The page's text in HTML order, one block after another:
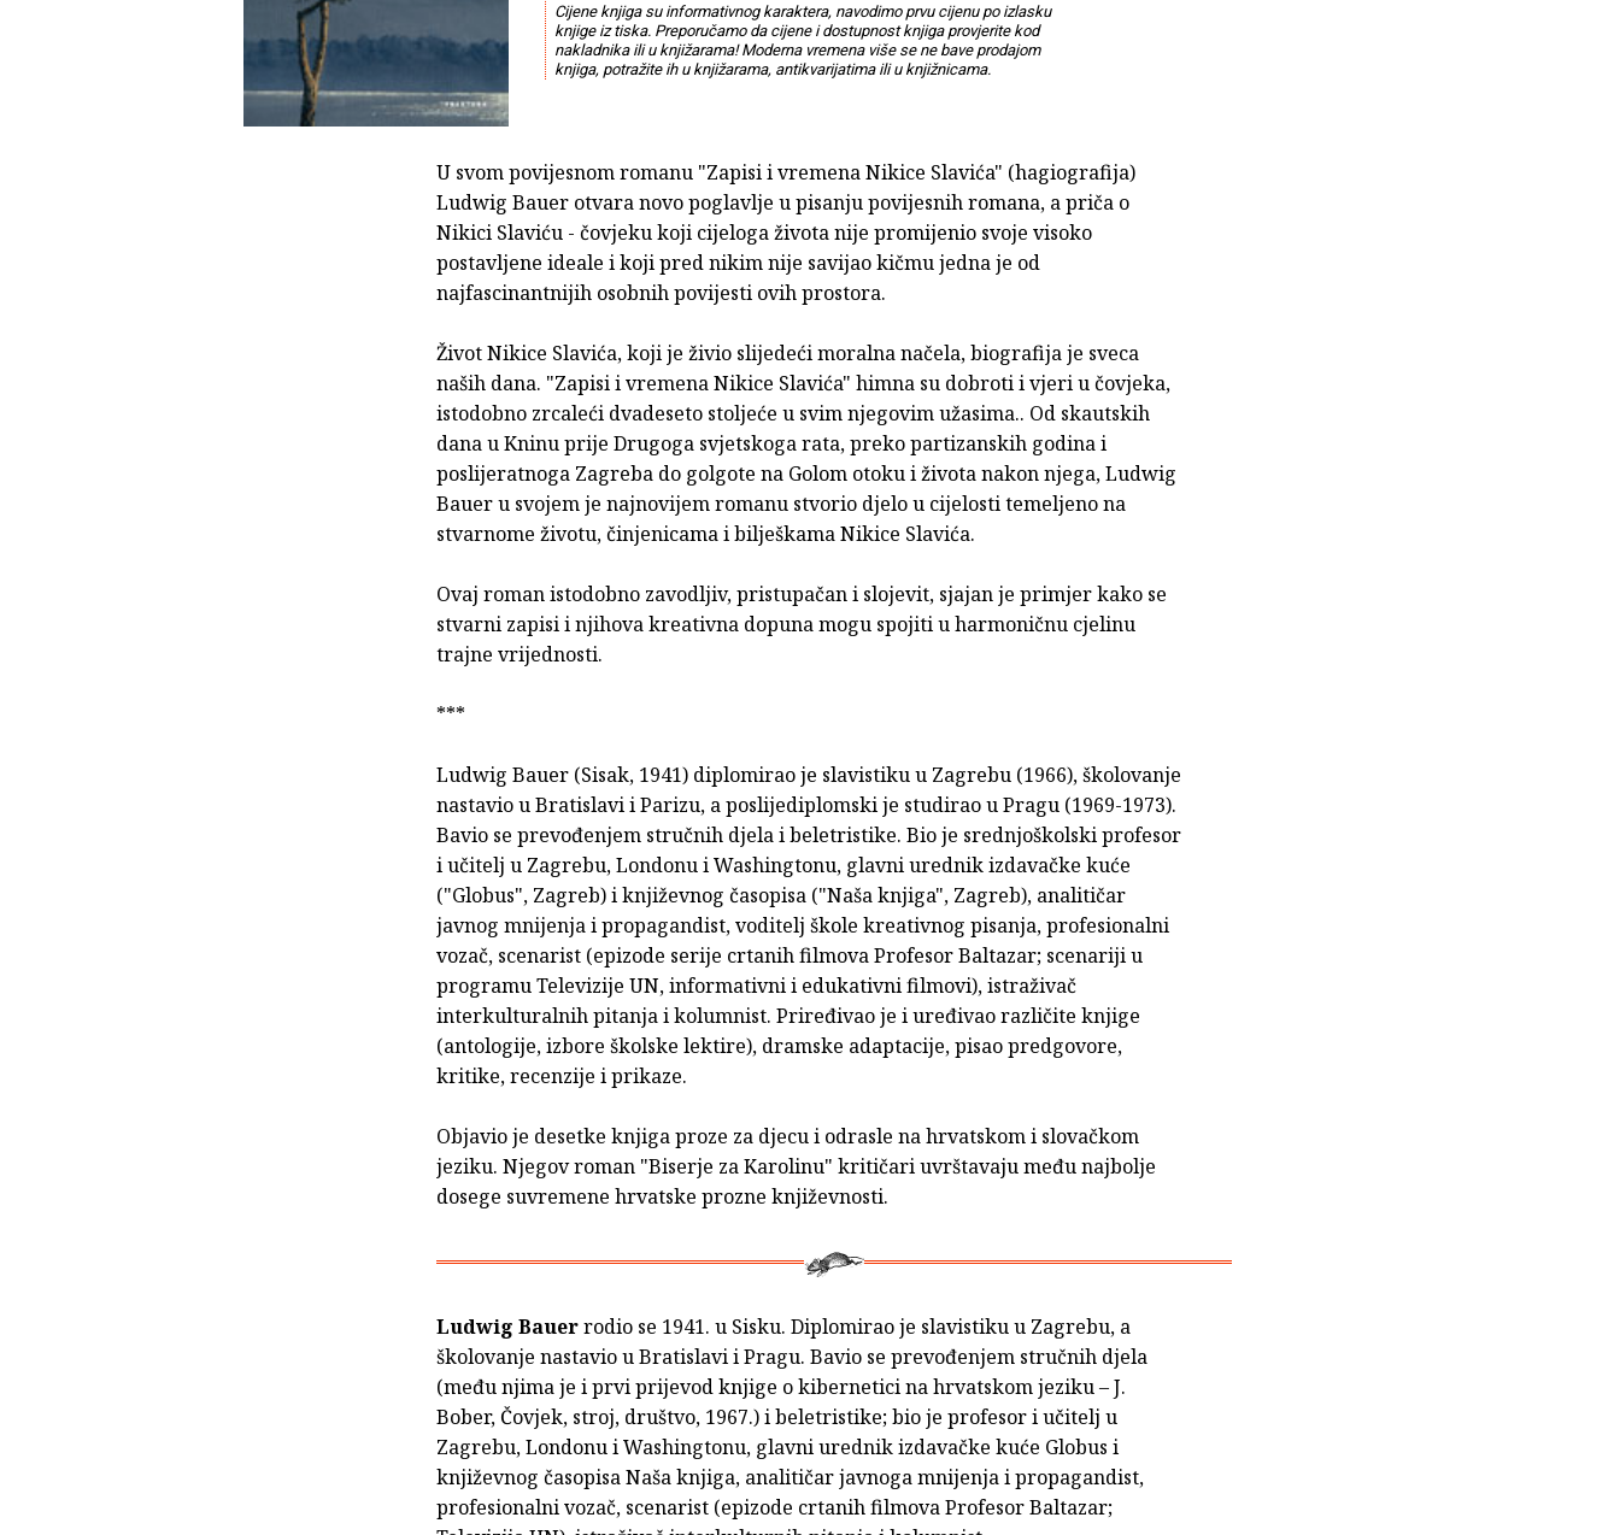
Cijene knjiga su informativnog karaktera, navodimo prvu cijenu po izlasku
knjige iz tiska. Preporučamo da cijene i dostupnost knjiga provjerite kod
nakladnika ili u knjižarama! Moderna vremena više se ne bave prodajom
knjiga, potražite ih u knjižarama, antikvarijatima ili u knjižnicama.
U svom povijesnom romanu "Zapisi i vremena Nikice Slavića" (hagiografija)
Ludwig Bauer otvara novo poglavlje u pisanju povijesnih romana, a priča o
Nikici Slaviću - čovjeku koji cijeloga života nije promijenio svoje visoko
postavljene ideale i koji pred nikim nije savijao kičmu jedna je od
najfascinantnijih osobnih povijesti ovih prostora.
Život Nikice Slavića, koji je živio slijedeći moralna načela, biografija je sveca
naših dana. "Zapisi i vremena Nikice Slavića" himna su dobroti i vjeri u čovjeka,
istodobno zrcaleći dvadeseto stoljeće u svim njegovim užasima.. Od skautskih
dana u Kninu prije Drugoga svjetskoga rata, preko partizanskih godina i
poslijeratnoga Zagreba do golgote na Golom otoku i života nakon njega, Ludwig
Bauer u svojem je najnovijem romanu stvorio djelo u cijelosti temeljeno na
stvarnome životu, činjenicama i bilješkama Nikice Slavića.
Ovaj roman istodobno zavodljiv, pristupačan i slojevit, sjajan je primjer kako se
stvarni zapisi i njihova kreativna dopuna mogu spojiti u harmoničnu cjelinu
trajne vrijednosti.
***
Ludwig Bauer (Sisak, 1941) diplomirao je slavistiku u Zagrebu (1966), školovanje
nastavio u Bratislavi i Parizu, a poslijediplomski je studirao u Pragu (1969-1973).
Bavio se prevođenjem stručnih djela i beletristike. Bio je srednjoškolski profesor
i učitelj u Zagrebu, Londonu i Washingtonu, glavni urednik izdavačke kuće
("Globus", Zagreb) i književnog časopisa ("Naša knjiga", Zagreb), analitičar
javnog mnijenja i propagandist, voditelj škole kreativnog pisanja, profesionalni
vozač, scenarist (epizode serije crtanih filmova Profesor Baltazar; scenariji u
programu Televizije UN, informativni i edukativni filmovi), istraživač
interkulturalnih pitanja i kolumnist. Priređivao je i uređivao različite knjige
(antologije, izbore školske lektire), dramske adaptacije, pisao predgovore,
kritike, recenzije i prikaze.
Objavio je desetke knjiga proze za djecu i odrasle na hrvatskom i slovačkom
jeziku. Njegov roman "Biserje za Karolinu" kritičari uvrštavaju među najbolje
dosege suvremene hrvatske prozne književnosti.
Ludwig Bauerrodio se 1941. u Sisku. Diplomirao je slavistiku u Zagrebu, a
školovanje nastavio u Bratislavi i Pragu. Bavio se prevođenjem stručnih djela
(među njima je i prvi prijevod knjige o kibernetici na hrvatskom jeziku – J.
Bober, Čovjek, stroj, društvo, 1967.) i beletristike; bio je profesor i učitelj u
Zagrebu, Londonu i Washingtonu, glavni urednik izdavačke kuće Globus i
književnog časopisa Naša knjiga, analitičar javnoga mnijenja i propagandist,
profesionalni vozač, scenarist (epizode crtanih filmova Profesor Baltazar;